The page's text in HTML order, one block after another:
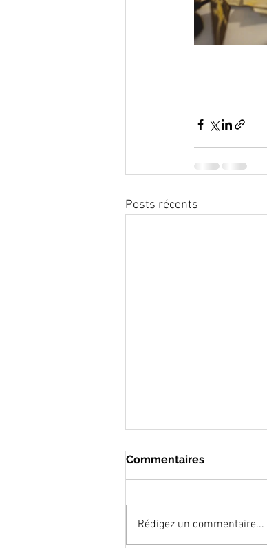
Posts récents
La France en Kangoo
Commentaires
Rédigez un commentaire...